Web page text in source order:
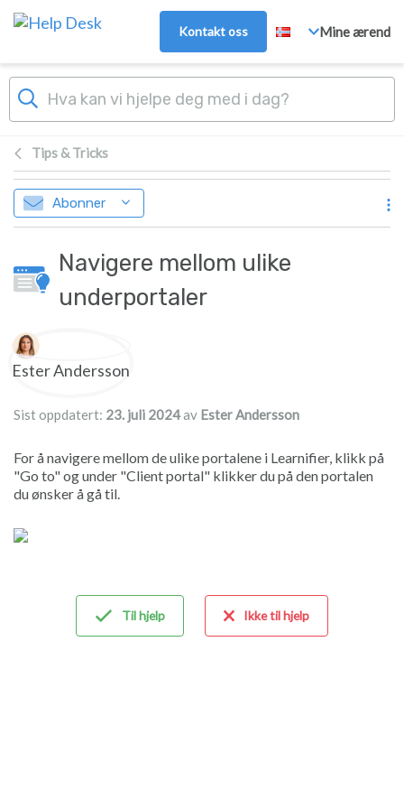
Hopp over til hovedinnhold
Kontakt oss Mine ærend
Tips & Tricks
Abonner
Navigere mellom ulike
underportaler
Forfatterliste
Ester Andersson
Sist oppdatert: 23. juli 2024av Ester Andersson
For å navigere mellom de ulike portalene i Learnifier, klikk på
"Go to" og under "Client portal" klikker du på den portalen
du ønsker å gå til.
Til hjelp Ikke til hjelp